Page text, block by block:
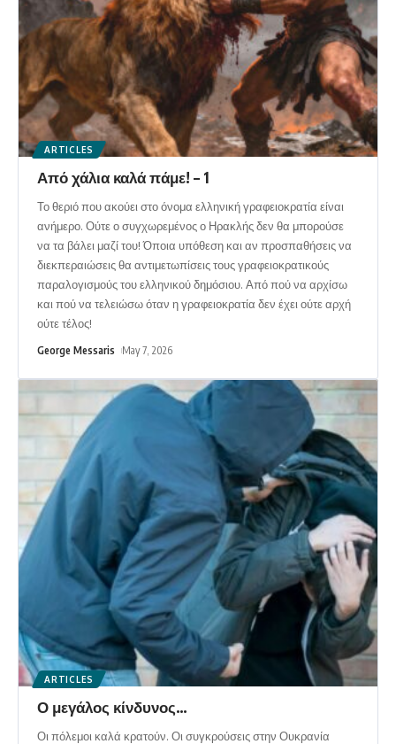
ARTICLES
Από χάλια καλά πάμε! – 1
Το θεριό που ακούει στο όνομα ελληνική γραφειοκρατία είναι
ανήμερο. Ούτε ο συγχωρεμένος ο Ηρακλής δεν θα μπορούσε
να τα βάλει μαζί του! Όποια υπόθεση και αν προσπαθήσεις να
διεκπεραιώσεις θα αντιμετωπίσεις τους γραφειοκρατικούς
παραλογισμούς του ελληνικού δημόσιου. Από πού να αρχίσω
και πού να τελειώσω όταν η γραφειοκρατία δεν έχει ούτε αρχή
ούτε τέλος!
George Messaris May 7, 2026
ARTICLES
Ο μεγάλος κίνδυνος…
Οι πόλεμοι καλά κρατούν. Οι συγκρούσεις στην Ουκρανία